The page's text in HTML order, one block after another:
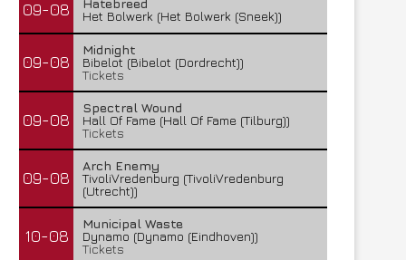
09-08
Hatebreed
Het Bolwerk (Het Bolwerk (Sneek))
09-08
Midnight
Bibelot (Bibelot (Dordrecht))
Tickets
09-08
Spectral Wound
Hall Of Fame (Hall Of Fame (Tilburg))
Tickets
09-08
Arch Enemy
TivoliVredenburg (TivoliVredenburg
(Utrecht))
10-08
Municipal Waste
Dynamo (Dynamo (Eindhoven))
Tickets